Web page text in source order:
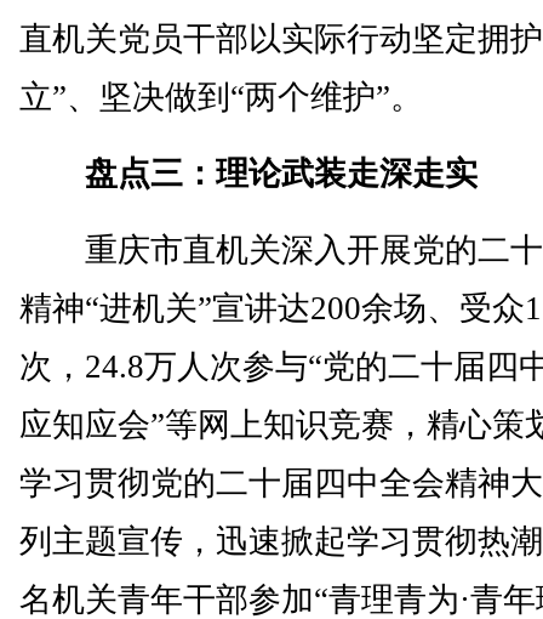
直机关党员干部以实际行动坚定拥
立”、坚决做到“两个维护”。
盘点三：理论武装走深走实
重庆市直机关深入开展党的二十
精神“进机关”宣讲达200余场、受众
次，24.8万人次参与“党的二十届四
应知应会”等网上知识竞赛，精心策
学习贯彻党的二十届四中全会精神
列主题宣传，迅速掀起学习贯彻热
名机关青年干部参加“青理青为·青